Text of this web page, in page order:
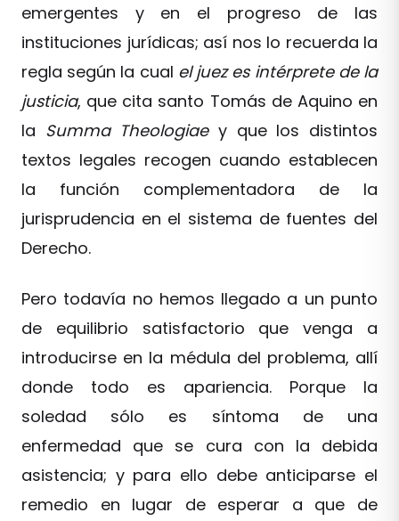
emergentes y en el progreso de las
instituciones jurídicas; así nos lo recuerda la
regla según la cual el juez es intérprete de la
justicia, que cita santo Tomás de Aquino en
la Summa Theologiaey que los distintos
textos legales recogen cuando establecen
la función complementadora de la
jurisprudencia en el sistema de fuentes del
Derecho.
Pero todavía no hemos llegado a un punto
de equilibrio satisfactorio que venga a
introducirse en la médula del problema, allí
donde todo es apariencia. Porque la
soledad sólo es síntoma de una
enfermedad que se cura con la debida
asistencia; y para ello debe anticiparse el
remedio en lugar de esperar a que de